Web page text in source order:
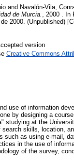
and Navalón-Vila,
de Murcia.
, 2000 .
2000. (Unpublished)
version
Creative Commons
use of information
by designing a
studying at the
skills, location,
such as using e-mail,
in the use of
of the survey,